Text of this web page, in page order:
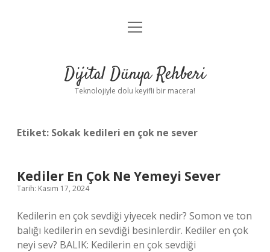
Anasayfa
Yasal Uyarı
menüyü
Dijital Dünya Rehberi
Teknolojiyle dolu keyifli bir macera!
Etiket: Sokak kedileri en çok ne sever
Kediler En Çok Ne Yemeyi Sever
Tarih: Kasım 17, 2024
Kedilerin en çok sevdiği yiyecek nedir? Somon ve ton
balığı kedilerin en sevdiği besinlerdir. Kediler en çok
neyi sev? BALIK: Kedilerin en çok sevdiği